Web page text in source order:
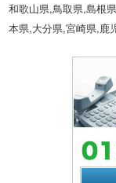
和歌山県,鳥取県,島根
本県,大分県,宮崎県,鹿